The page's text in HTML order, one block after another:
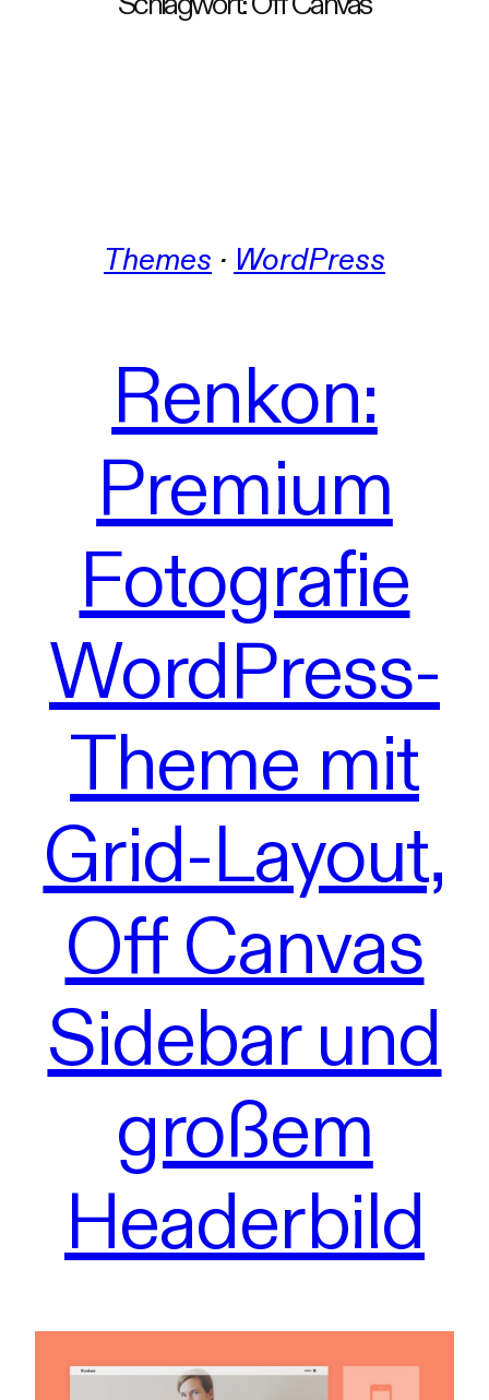
Themes · WordPress
Renkon:
Premium
Fotografie
WordPress-
Theme mit
Grid-Layout,
Off Canvas
Sidebar und
großem
Headerbild